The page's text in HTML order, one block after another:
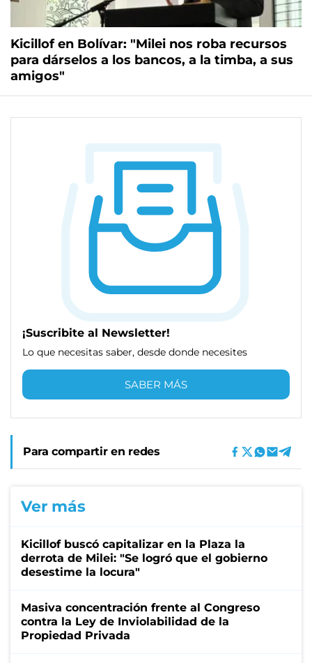
Kicillof en Bolívar: "Milei nos roba recursos
para dárselos a los bancos, a la timba, a sus
amigos"
¡Suscribite al Newsletter!
Lo que necesitas saber, desde donde necesites
SABER MÁS
Para compartir en redes
Ver más
Kicillof buscó capitalizar en la Plaza la
derrota de Milei: "Se logró que el gobierno
desestime la locura"
Masiva concentración frente al Congreso
contra la Ley de Inviolabilidad de la
Propiedad Privada